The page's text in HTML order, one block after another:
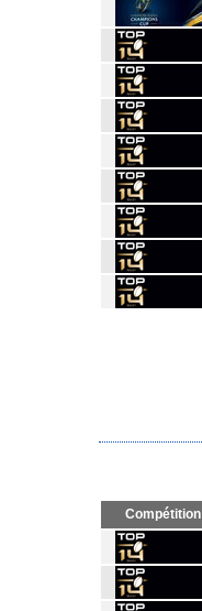
Compétition